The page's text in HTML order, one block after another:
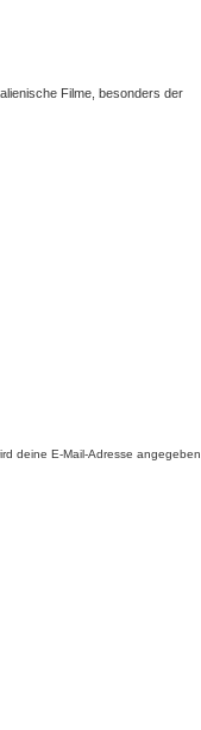
Filme, besonders der
deine E-Mail-Adresse angegeben.